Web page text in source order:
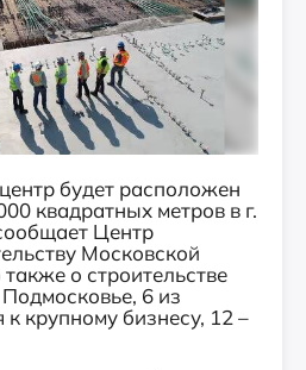
будет расположен
квадратных метров в г.
Центр
Московской
о строительстве
6 из
к крупному бизнесу, 12 –